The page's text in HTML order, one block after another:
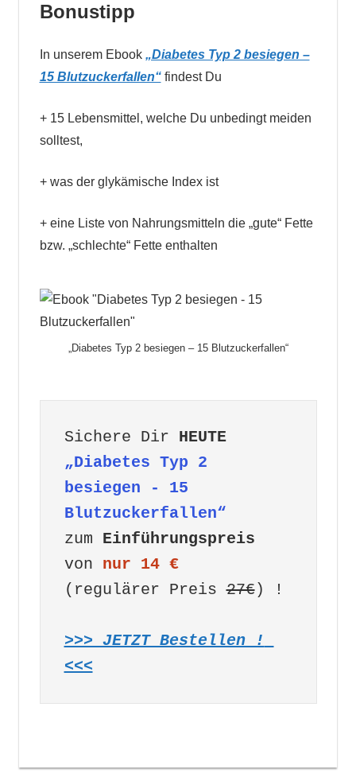
Bonustipp
In unserem Ebook „Diabetes Typ 2 besiegen –
15 Blutzuckerfallen“findest Du
+ 15 Lebensmittel, welche Du unbedingt meiden
solltest,
+ was der glykämische Index ist
+ eine Liste von Nahrungsmitteln die „gute“ Fette
bzw. „schlechte“ Fette enthalten
„Diabetes Typ 2 besiegen – 15 Blutzuckerfallen“
Sichere Dir HEUTE
„Diabetes Typ 2
besiegen - 15
Blutzuckerfallen“
zum Einführungspreis
von nur 14 €
(regulärer Preis 27€) !
>>> JETZT Bestellen !
<<<